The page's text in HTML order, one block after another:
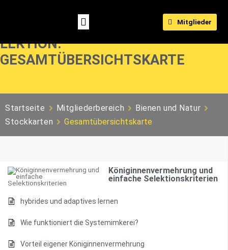
Mitglieder
LEKTION:
GESAMTÜBERSICHTSKARTE
Startseite Mitgliederbereich
Bienen und Natur
Stockkarten
Gesamtübersichtskarte
Königinnenvermehrung und
einfache Selektionskriterien
hybrides und adaptives lernen
Wie funktioniert die Systemimkerei?
Vorteil eigener Königinnenvermehrung